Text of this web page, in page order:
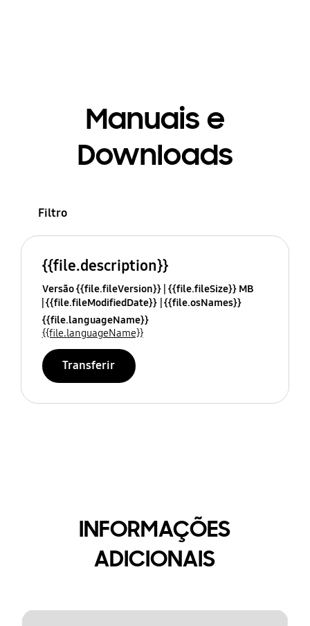
Manuais e
Downloads
Filtro
{{file.description}}
Versão {{file.fileVersion}} {{file.fileSize}} MB
{{file.fileModifiedDate}} {{file.osNames}}
{{file.languageName}}
{{file.languageName}}
Transferir
INFORMAÇÕES
ADICIONAIS